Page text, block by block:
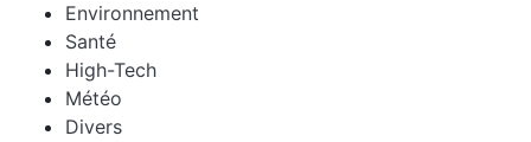
Environnement
Santé
High-Tech
Météo
Divers